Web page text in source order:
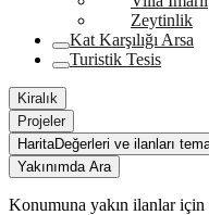
Zeytinlik
Kat Karşılığı Arsa
Turistik Tesis
Kiralık
Projeler
HaritaDeğerleri ve ilanları
Yakınımda Ara
Konumuna yakın ilanlar için